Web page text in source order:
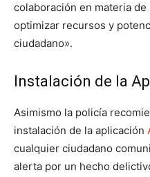
colaboración en materia
optimizar recursos y
ciudadano».
Instalación de la
Asimismo la policía
instalación de la aplicación
cualquier ciudadano
alerta por un hecho